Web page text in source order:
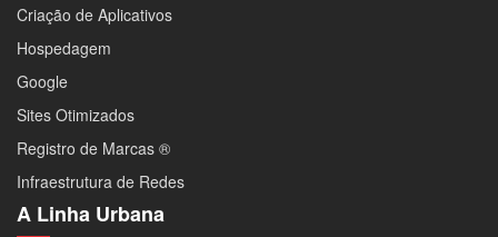
Criação de Aplicativos
Hospedagem
Google
Sites Otimizados
Registro de Marcas ®
Infraestrutura de Redes
A Linha Urbana